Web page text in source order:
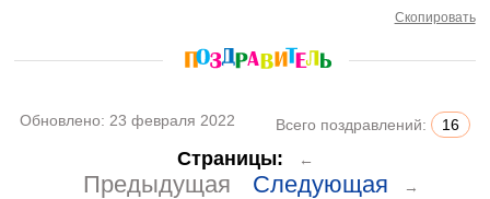
Скопировать
Обновлено: 23 февраля 2022 Всего поздравлений: 16
Страницы: ←
Предыдущая Следующая →